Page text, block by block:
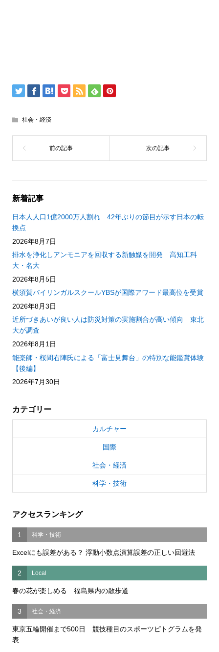
社会・経済
新着記事
日本人人口1億2000万人割れ 42年ぶりの節目が示す日本の転
換点
2026年8月7日
排水を浄化しアンモニアを回収する新触媒を開発 高知工科
大・名大
2026年8月5日
横須賀バイリンガルスクールYBSが国際アワード最高位を受賞
2026年8月3日
近所づきあいが良い人は防災対策の実施割合が高い傾向 東北
大が調査
2026年8月1日
能楽師・桜間右陣氏による「富士見舞台」の特別な能鑑賞体験
【後編】
2026年7月30日
カテゴリー
カルチャー
国際
社会・経済
科学・技術
アクセスランキング
1 科学・技術
Excelにも誤差がある？ 浮動小数点演算誤差の正しい回避法
2 Local
春の花が楽しめる 福島県内の散歩道
3 社会・経済
東京五輪開催まで500日 競技種目のスポーツピトグラムを発
表